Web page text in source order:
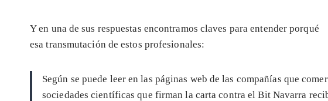
Y en una de sus respuestas encontramos claves para entender porqué
esa transmutación de estos profesionales:
Según se puede leer en las páginas web de las compañías que
sociedades científicas que firman la carta contra el Bit Navarra